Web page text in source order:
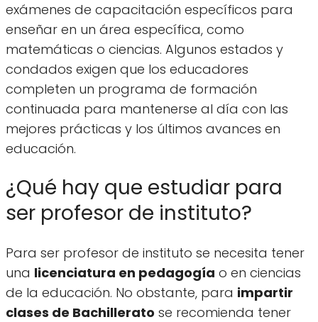
exámenes de capacitación específicos para
enseñar en un área específica, como
matemáticas o ciencias. Algunos estados y
condados exigen que los educadores
completen un programa de formación
continuada para mantenerse al día con las
mejores prácticas y los últimos avances en
educación.
¿Qué hay que estudiar para
ser profesor de instituto?
Para ser profesor de instituto se necesita tener
una licenciatura en pedagogía o en ciencias
de la educación. No obstante, para impartir
clases de Bachillerato se recomienda tener